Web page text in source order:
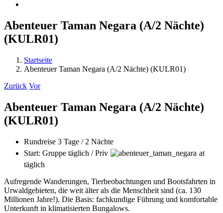
Abenteuer Taman Negara (A/2 Nächte)
(KULR01)
Startseite
Abenteuer Taman Negara (A/2 Nächte) (KULR01)
Zurück Vor
Abenteuer Taman Negara (A/2 Nächte)
(KULR01)
Rundreise 3 Tage / 2 Nächte
Start: Gruppe täglich / Priv
at
täglich
Aufregende Wanderungen, Tierbeobachtungen und Bootsfahrten in
Urwaldgebieten, die weit älter als die Menschheit sind (ca. 130
Millionen Jahre!). Die Basis: fachkundige Führung und komfortable
Unterkunft in klimatisierten Bungalows.